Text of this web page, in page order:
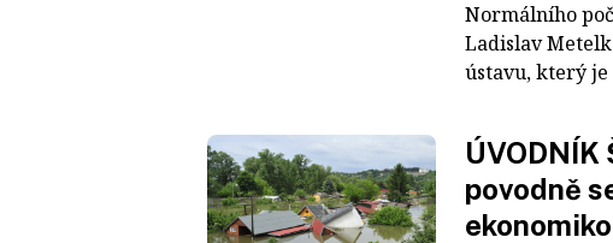
Normálního
Ladislav
ústavu, který je
ÚVODNÍK
povodně